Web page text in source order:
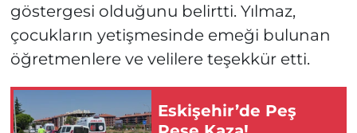
göstergesi olduğunu belirtti. Yılmaz,
çocukların yetişmesinde emeği bulunan
öğretmenlere ve velilere teşekkür etti.
Eskişehir’de Peş